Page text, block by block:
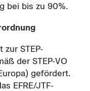
bei bis zu 90%.
STEP-​
der STEP-​VO
ge­för­dert.
EFRE/JTF-​